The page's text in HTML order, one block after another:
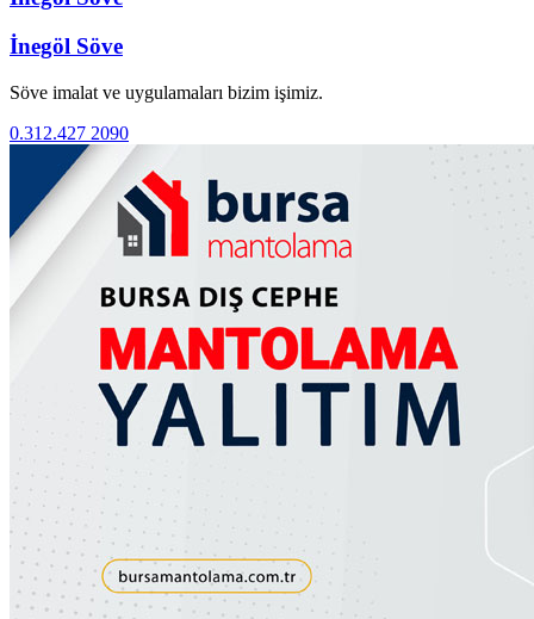
İnegöl Söve
Söve imalat ve uygulamaları bizim işimiz.
0.312.427 2090